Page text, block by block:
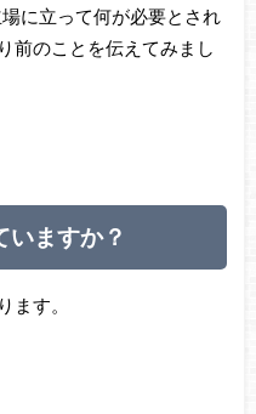
に立って何が必要とされ
前のことを伝えてみまし
いますか？
ます。